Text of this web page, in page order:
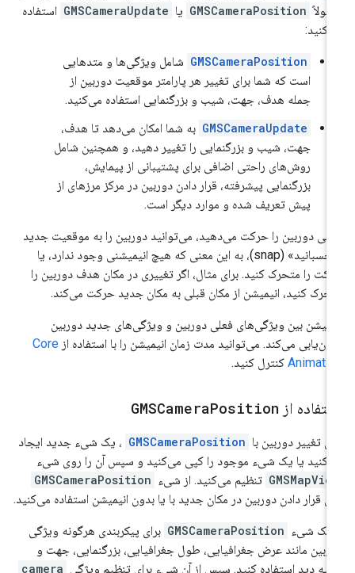
GMSCameraPosition یا GMSCameraUpdate استفاده
GMSCameraPosition شامل ویژگی‌ها و متدهایی
است که شما برای تغییر هر پارامتر موقعیت دوربین از
جمله هدف، جهت، شیب و بزرگنمایی استفاده می‌کنید.
GMSCameraUpdate به شما امکان می‌دهد تا هدف،
جهت، شیب و بزرگنمایی را تغییر دهید، و همچنین شامل
روش‌های راحتی اضافی برای پشتیبانی از پیمایش،
بزرگنمایی پیشرفته، قرار دادن دوربین در مرکز مرزهای از
پیش تعریف شده و موارد دیگر است.
دوربین را حرکت می‌دهید، می‌توانید دوربین را به موقعیت جدید
«بچسبانید» (snap)، به این معنی که هیچ انیمیشنی وجود ندارد، یا
را متحرک کنید. برای مثال، اگر تغییری در مکان هدف دوربین را
کنید، انیمیشن از مکان قبلی به مکان جدید حرکت می‌کند.
بین ویژگی‌های فعلی دوربین و ویژگی‌های جدید دوربین
می‌کند. می‌توانید مدت زمان انیمیشن را با استفاده ازCore
کنترل کنید.
از GMSCameraPosition
تغییر دوربین با GMSCameraPosition ، یک شیء جدید ایجاد
یا یک شیء موجود را کپی می‌کنید و سپس آن را روی شیء
تنظیم می‌کنید. از شیء GMSCameraPosition
قرار دادن دوربین در مکان جدید با یا بدون انیمیشن استفاده می‌کنید.
یک شیء GMSCameraPosition برای پیکربندی هرگونه ویژگی
مانند عرض جغرافیایی، طول جغرافیایی، بزرگنمایی، جهت و
دید استفاده کنید. سپس از آن شیء برای تنظیم ویژگی camera